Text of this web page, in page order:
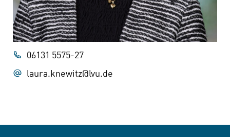
06131 5575-27
laura.knewitz@lvu.de